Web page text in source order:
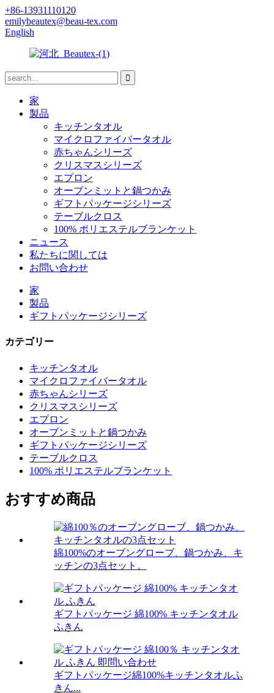
+86-13931110120
emilybeautex@beau-tex.com
English
家
製品
キッチンタオル
マイクロファイバータオル
赤ちゃんシリーズ
クリスマスシリーズ
エプロン
オーブンミットと鍋つかみ
ギフトパッケージシリーズ
テーブルクロス
100% ポリエステルブランケット
ニュース
私たちに関しては
お問い合わせ
家
製品
ギフトパッケージシリーズ
カテゴリー
キッチンタオル
マイクロファイバータオル
赤ちゃんシリーズ
クリスマスシリーズ
エプロン
オーブンミットと鍋つかみ
ギフトパッケージシリーズ
テーブルクロス
100% ポリエステルブランケット
おすすめ商品
綿100%のオーブングローブ、鍋つかみ、キ
ッチンの3点セット。
ギフトパッケージ 綿100% キッチンタオル
ふきん
ギフトパッケージ綿100%キッチンタオルふ
きん...